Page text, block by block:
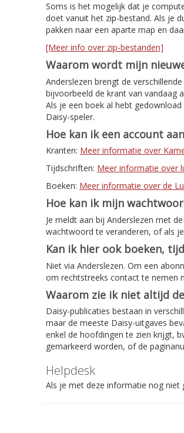
Soms is het mogelijk dat je
doet vanuit het zip-bestand. Als je
pakken naar een aparte map en
[Meer info over zip-bestanden]
Waarom wordt mijn
Anderslezen brengt de
bijvoorbeeld de krant van vandaag
Als je een boek al hebt
Daisy-speler.
Hoe kan ik een account
Kranten: Meer informatie over
Tijdschriften: Meer informatie over
Boeken: Meer informatie over de
Hoe kan ik mijn
Je meldt aan bij Anderslezen met
wachtwoord te veranderen, of als
Kan ik hier ook boeken,
Niet via Anderslezen. Om een
om rechtstreeks contact te nemen
Waarom zie ik niet altijd
Daisy-publicaties bestaan in
maar de meeste Daisy-uitgaves
enkel de hoofdingen te zien krijgt,
gemarkeerd worden, of de
Helpdesk
Als je met deze informatie nog niet